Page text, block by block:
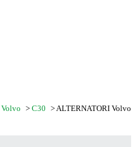
Volvo > C30 >ALTERNATORI Volvo